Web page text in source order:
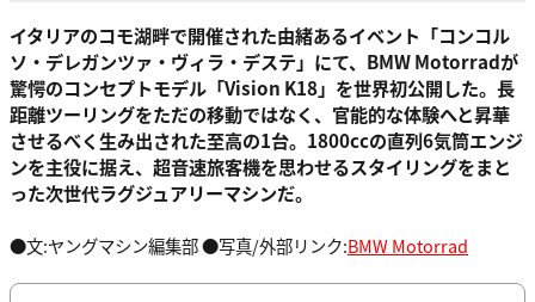
イタリアのコモ湖畔で開催された由緒あるイベント「コンコル
ソ・デレガンツァ・ヴィラ・デステ」にて、BMW Motorradが
驚愕のコンセプトモデル「Vision K18」を世界初公開した。長
距離ツーリングをただの移動ではなく、官能的な体験へと昇華
させるべく生み出された至高の1台。1800ccの直列6気筒エンジ
ンを主役に据え、超音速旅客機を思わせるスタイリングをまと
った次世代ラグジュアリーマシンだ。
●文:ヤングマシン編集部 ●写真/外部リンク:BMW Motorrad